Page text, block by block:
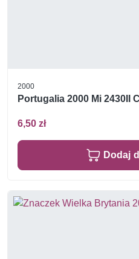
2000
Portugalia 2000 Mi 2430II
6,50 zł
Dodaj